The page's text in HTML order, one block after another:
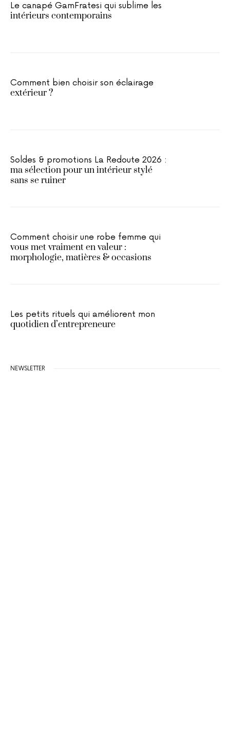
Le canapé GamFratesi qui sublime les
intérieurs contemporains
Comment bien choisir son éclairage
extérieur ?
Soldes & promotions La Redoute 2026 :
ma sélection pour un intérieur stylé
sans se ruiner
Comment choisir une robe femme qui
vous met vraiment en valeur :
morphologie, matières & occasions
Les petits rituels qui améliorent mon
quotidien d’entrepreneure
NEWSLETTER